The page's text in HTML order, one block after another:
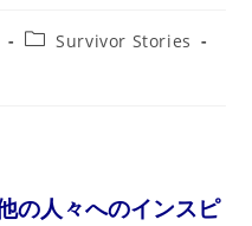
PostSurvivor Stories
の人々へのインスピ